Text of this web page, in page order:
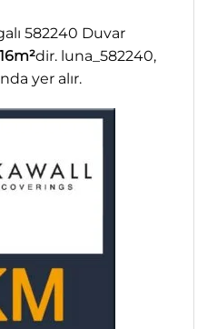
582240 Duvar
16m²dir. luna_582240,
yer alır.